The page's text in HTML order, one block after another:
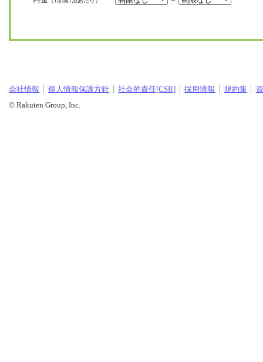
会社情報 個人情報保護方針 社会的責任[CSR] 採用情報 規約集
© Rakuten Group, Inc.